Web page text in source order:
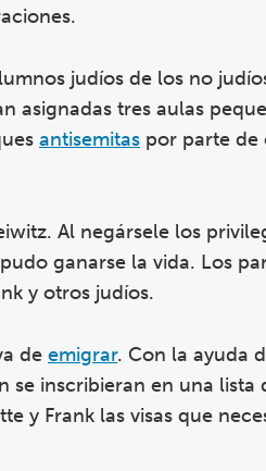
judíos de los no
asignadas tres aulas
antisemitas por parte de
Al negársele los
ganarse la vida. Los
y otros judíos.
de emigrar. Con la ayuda
inscribieran en una lista
y Frank las visas que